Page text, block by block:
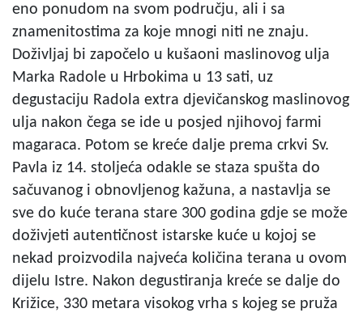
eno ponudom na svom području, ali i sa
znamenitostima za koje mnogi niti ne znaju.
Doživljaj bi započelo u kušaoni maslinovog ulja
Marka Radole u Hrbokima u 13 sati, uz
degustaciju Radola extra djevičanskog maslinovog
ulja nakon čega se ide u posjed njihovoj farmi
magaraca. Potom se kreće dalje prema crkvi Sv.
Pavla iz 14. stoljeća odakle se staza spušta do
sačuvanog i obnovljenog kažuna, a nastavlja se
sve do kuće terana stare 300 godina gdje se može
doživjeti autentičnost istarske kuće u kojoj se
nekad proizvodila najveća količina terana u ovom
dijelu Istre. Nakon degustiranja kreće se dalje do
Križice, 330 metara visokog vrha s kojeg se pruža